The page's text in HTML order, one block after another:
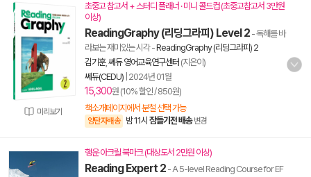
미리보기
초중고 참고서 + 스터디 플래너 · 미니 콜드컵 (초중고참고서 3만원
이상)
ReadingGraphy (리딩그라피) Level 2 - 독해를 바
라보는 재미있는 시각-ReadingGraphy (리딩그라피) 2
김기훈, 쎄듀 영어교육연구센터 (지은이)
쎄듀(CEDU) 2024년 01월
15,300원 (10% 할인 / 850원)
책소개페이지에서 분철 선택 가능
양탄자배송 밤 11시 잠들기전 배송 변경
행운 아크릴 북마크 (대상도서 2만원 이상)
Reading Expert 2 - A 5-level Reading Course for EF